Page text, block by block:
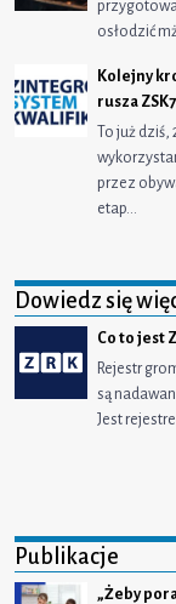
osłodzić
Kolejny
rusza ZSK7
To już dziś,
przez
etap…
Dowiedz się
Co to jest
Rejestr
są
Jest
Publikacje
„Żeby